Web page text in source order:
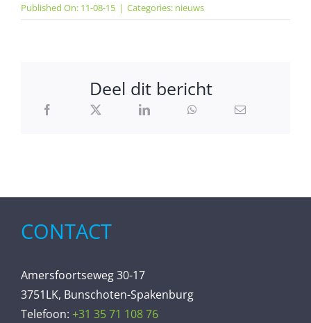
Published On: 11-08-15 | Categories: nieuws
Deel dit bericht
CONTACT
Amersfoortseweg 30-17
3751LK, Bunschoten-Spakenburg
Telefoon: +31 35 71 108 76